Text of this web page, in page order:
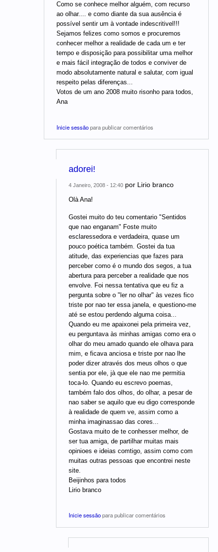
Como se conhece melhor alguém, com recurso
ao olhar.... e como diante da sua ausência é
possível sentir um à vontade indescritivel!!!
Sejamos felizes como somos e procuremos
conhecer melhor a realidade de cada um e ter
tempo e disposição para possibilitar uma melhor
e mais fácil integração de todos e conviver de
modo absolutamente natural e salutar, com igual
respeito pelas diferenças...
Votos de um ano 2008 muito risonho para todos,
Ana
Inicie sessãopara publicar comentários
adorei!
4 Janeiro, 2008 - 12:40 por Lirio branco
Olà Ana!
Gostei muito do teu comentario "Sentidos
que nao enganam" Foste muito
esclaressedora e verdadeira, quase um
pouco poética também. Gostei da tua
atitude, das experiencias que fazes para
perceber como é o mundo dos segos, a tua
abertura para perceber a realidade que nos
envolve. Foi nessa tentativa que eu fiz a
pergunta sobre o "ler no olhar" às vezes fico
triste por nao ter essa janela, e questiono-me
até se estou perdendo alguma coisa...
Quando eu me apaixonei pela primeira vez,
eu perguntava às minhas amigas como era o
olhar do meu amado quando ele olhava para
mim, e ficava anciosa e triste por nao lhe
poder dizer através dos meus olhos o que
sentia por ele, jà que ele nao me permitia
toca-lo. Quando eu escrevo poemas,
também falo dos olhos, do olhar, a pesar de
nao saber se aquilo que eu digo corresponde
à realidade de quem ve, assim como a
minha imaginassao das cores...
Gostava muito de te conhesser melhor, de
ser tua amiga, de partilhar muitas mais
opinioes e ideias comtigo, assim como com
muitas outras pessoas que encontrei neste
site.
Beijinhos para todos
Lirio branco
Inicie sessãopara publicar comentários